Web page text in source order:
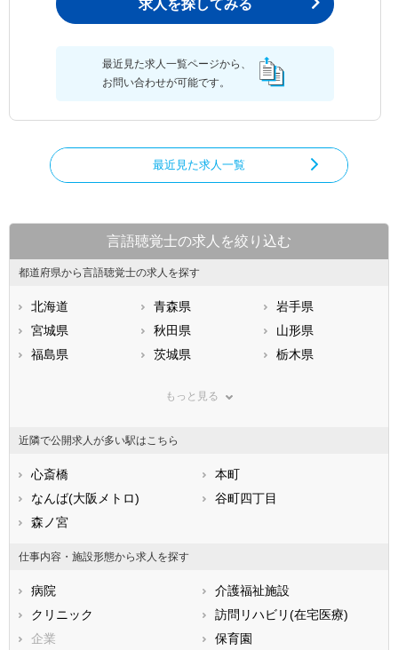
求人を探してみる
最近見た求人一覧ページから、
お問い合わせが可能です。
最近見た求人一覧
言語聴覚士の求人を絞り込む
都道府県から言語聴覚士の求人を探す
北海道 青森県
岩手県
宮城県
秋田県
山形県
福島県
茨城県
栃木県
神奈川県
石川県
福井県
静岡県
滋賀県
兵庫県
香川県
高知県
福岡県
長崎県
熊本県
もっと見る
近隣で公開求人が多い駅はこちら
心斎橋
本町
なんば(大阪メトロ)
谷町四丁目
森ノ宮
仕事内容・施設形態から求人を探す
病院
介護福祉施設
クリニック
訪問リハビリ(在宅医療)
企業
保育園